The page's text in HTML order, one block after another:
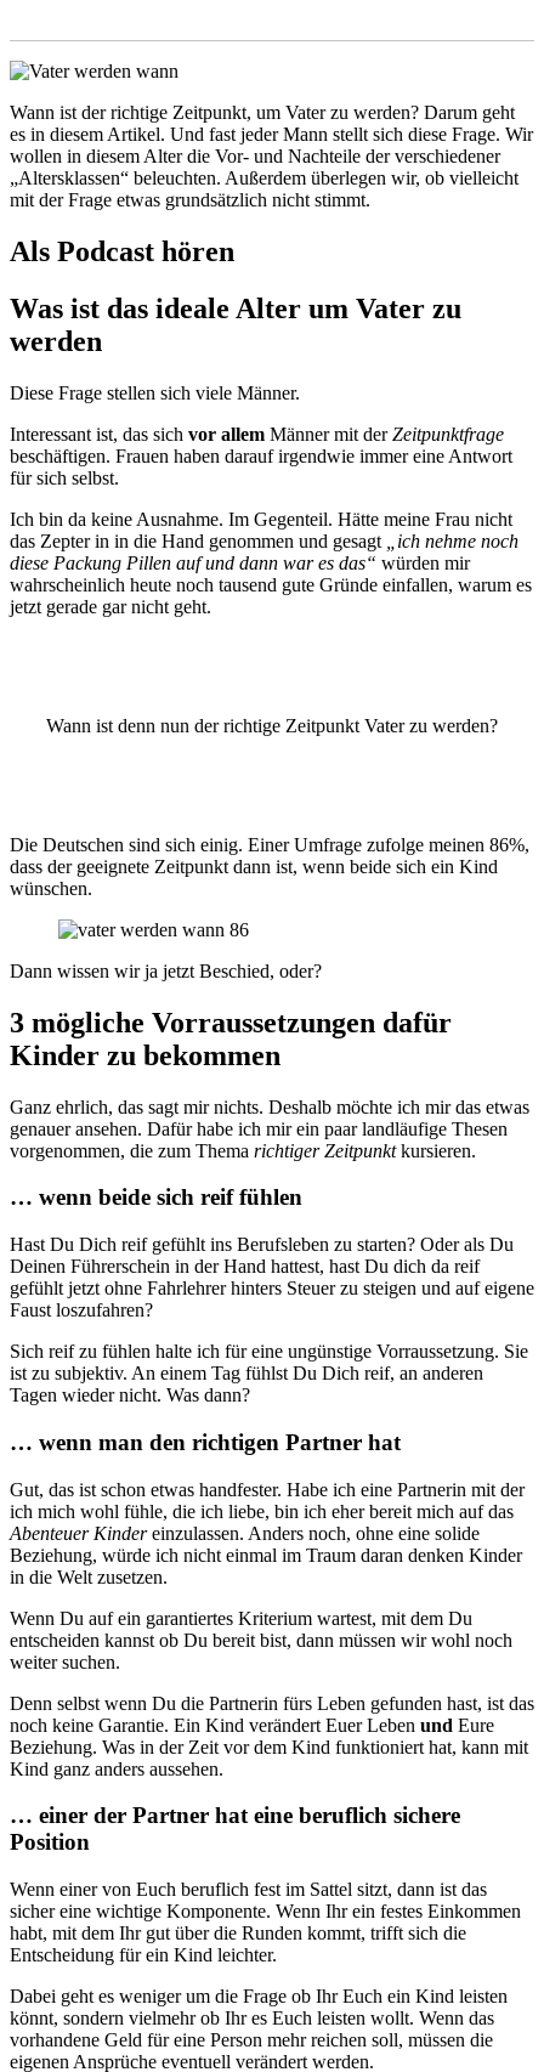
Wann ist der richtige Zeitpunkt, um Vater zu werden? Darum geht
es in diesem Artikel. Und fast jeder Mann stellt sich diese Frage. Wir
wollen in diesem Alter die Vor- und Nachteile der verschiedener
„Altersklassen“ beleuchten. Außerdem überlegen wir, ob vielleicht
mit der Frage etwas grundsätzlich nicht stimmt.
Als Podcast hören
Was ist das ideale Alter um Vater zu
werden
Diese Frage stellen sich viele Männer.
Interessant ist, das sich vor allem Männer mit derZeitpunktfrage
beschäftigen. Frauen haben darauf irgendwie immer eine Antwort
für sich selbst.
Ich bin da keine Ausnahme. Im Gegenteil. Hätte meine Frau nicht
das Zepter in in die Hand genommen und gesagt
„ich nehme noch
diese Packung Pillen auf und dann war es das“ würden mir
wahrscheinlich heute noch tausend gute Gründe einfallen, warum es
jetzt gerade gar nicht geht.
Wann ist denn nun der richtige Zeitpunkt Vater zu werden?
Die Deutschen sind sich einig. Einer Umfrage zufolge meinen 86%,
dass der geeignete Zeitpunkt dann ist, wenn beide sich ein Kind
wünschen.
Dann wissen wir ja jetzt Beschied, oder?
3 mögliche Vorraussetzungen dafür
Kinder zu bekommen
Ganz ehrlich, das sagt mir nichts. Deshalb möchte ich mir das etwas
genauer ansehen. Dafür habe ich mir ein paar landläufige Thesen
vorgenommen, die zum Thema richtiger Zeitpunktkursieren.
… wenn beide sich reif fühlen
Hast Du Dich reif gefühlt ins Berufsleben zu starten? Oder als Du
Deinen Führerschein in der Hand hattest, hast Du dich da reif
gefühlt jetzt ohne Fahrlehrer hinters Steuer zu steigen und auf eigene
Faust loszufahren?
Sich reif zu fühlen halte ich für eine ungünstige Vorraussetzung. Sie
ist zu subjektiv. An einem Tag fühlst Du Dich reif, an anderen
Tagen wieder nicht. Was dann?
… wenn man den richtigen Partner hat
Gut, das ist schon etwas handfester. Habe ich eine Partnerin mit der
ich mich wohl fühle, die ich liebe, bin ich eher bereit mich auf das
Abenteuer Kindereinzulassen. Anders noch, ohne eine solide
Beziehung, würde ich nicht einmal im Traum daran denken Kinder
in die Welt zusetzen.
Wenn Du auf ein garantiertes Kriterium wartest, mit dem Du
entscheiden kannst ob Du bereit bist, dann müssen wir wohl noch
weiter suchen.
Denn selbst wenn Du die Partnerin fürs Leben gefunden hast, ist das
noch keine Garantie. Ein Kind verändert Euer Leben und Eure
Beziehung. Was in der Zeit vor dem Kind funktioniert hat, kann mit
Kind ganz anders aussehen.
… einer der Partner hat eine beruflich sichere
Position
Wenn einer von Euch beruflich fest im Sattel sitzt, dann ist das
sicher eine wichtige Komponente. Wenn Ihr ein festes Einkommen
habt, mit dem Ihr gut über die Runden kommt, trifft sich die
Entscheidung für ein Kind leichter.
Dabei geht es weniger um die Frage ob Ihr Euch ein Kind leisten
könnt, sondern vielmehr ob Ihr es Euch leisten wollt. Wenn das
vorhandene Geld für eine Person mehr reichen soll, müssen die
eigenen Ansprüche eventuell verändert werden.